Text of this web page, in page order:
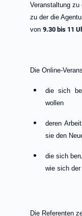
Veranstaltung zu
zu der die
von9.30 bis 11
Die Online-
die sich
wollen
deren
sie den
die sich
wie sich
Die Referenten